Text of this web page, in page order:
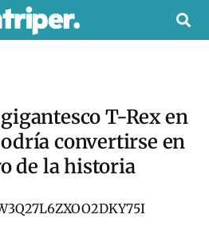
T-Rex en
convertirse en
de la historia